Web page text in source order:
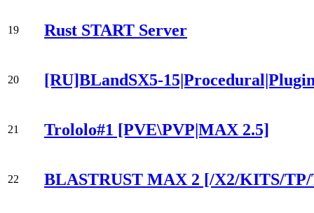
19 Rust START Server
20 [RU]BLandSX5-
21 Trololo#1 [PVE\PVP|MAX 2.5]
22 BLASTRUST MAX 2 [/X2/KITS/